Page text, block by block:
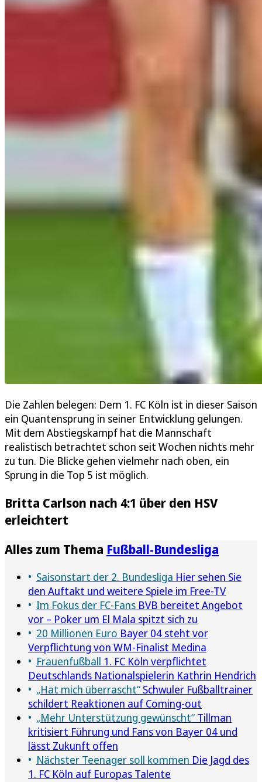
Die Zahlen belegen: Dem 1. FC Köln ist in dieser Saison
ein Quantensprung in seiner Entwicklung gelungen.
Mit dem Abstiegskampf hat die Mannschaft
realistisch betrachtet schon seit Wochen nichts mehr
zu tun. Die Blicke gehen vielmehr nach oben, ein
Sprung in die Top 5 ist möglich.
Britta Carlson nach 4:1 über den HSV
erleichtert
Alles zum Thema Fußball-Bundesliga
Saisonstart der 2. Bundesliga Hier sehen Sie
den Auftakt und weitere Spiele im Free-TV
Im Fokus der FC-Fans BVB bereitet Angebot
vor – Poker um El Mala spitzt sich zu
20 Millionen Euro Bayer 04 steht vor
Verpflichtung von WM-Finalist Medina
Frauenfußball 1. FC Köln verpflichtet
Deutschlands Nationalspielerin Kathrin Hendrich
„Hat mich überrascht“ Schwuler Fußballtrainer
schildert Reaktionen auf Coming-out
„Mehr Unterstützung gewünscht“ Tillman
kritisiert Führung und Fans von Bayer 04 und
lässt Zukunft offen
Nächster Teenager soll kommen Die Jagd des
1. FC Köln auf Europas Talente